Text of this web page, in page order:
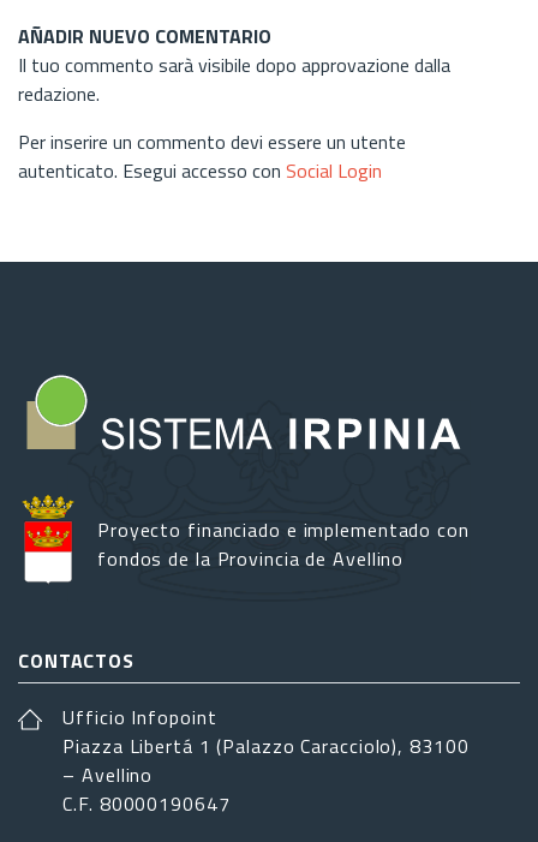
AÑADIR NUEVO COMENTARIO
Il tuo commento sarà visibile dopo approvazione dalla
redazione.
Per inserire un commento devi essere un utente
autenticato. Esegui accesso con Social Login
Proyecto financiado e implementado con
fondos de la Provincia de Avellino
CONTACTOS
Ufficio Infopoint
Piazza Libertá 1 (Palazzo Caracciolo), 83100
– Avellino
C.F. 80000190647